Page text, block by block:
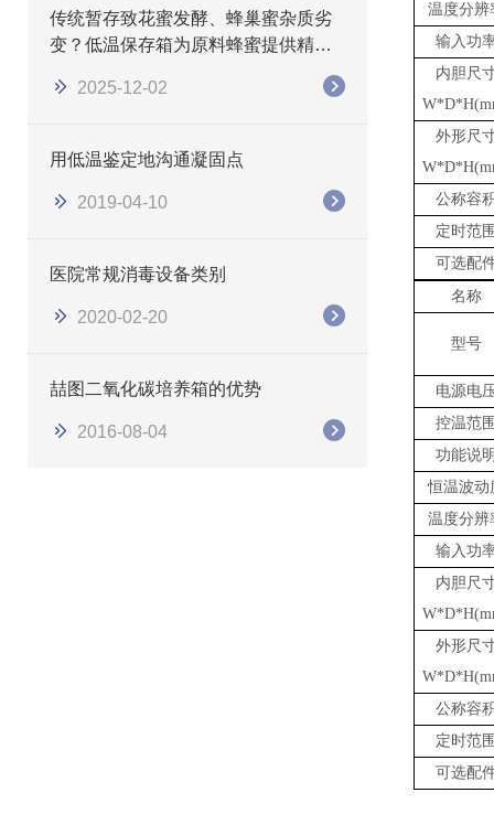
传统暂存致花蜜发酵、蜂巢蜜杂质劣
变？低温保存箱为原料蜂蜜提供精准
2025-12-02
用低温鉴定地沟通凝固点
2019-04-10
医院常规消毒设备类别
2020-02-20
喆图二氧化碳培养箱的优势
2016-08-04
温度分辨
输入功
内胆尺
外形尺
公称容
定时范
可选配
名称
型号
电源电
控温范
功能说
恒温波动
温度分辨
输入功
内胆尺
外形尺
公称容
定时范
可选配